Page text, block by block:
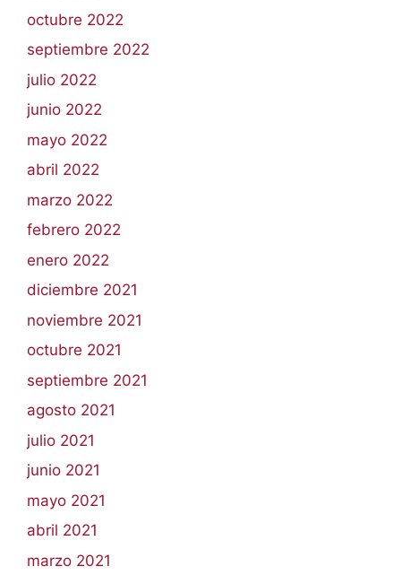
octubre 2022
septiembre 2022
julio 2022
junio 2022
mayo 2022
abril 2022
marzo 2022
febrero 2022
enero 2022
diciembre 2021
noviembre 2021
octubre 2021
septiembre 2021
agosto 2021
julio 2021
junio 2021
mayo 2021
abril 2021
marzo 2021